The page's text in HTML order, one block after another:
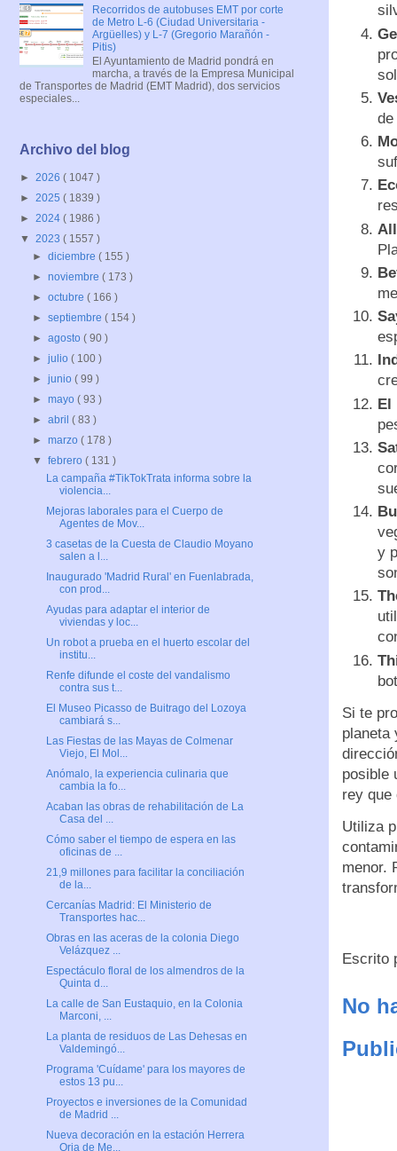
El
y
Si te
planeta
posible
rey que
Utiliza
menor.
Escrito
No
Recorridos de autobuses EMT por corte
de Metro L-6 (Ciudad Universitaria -
Argüelles) y L-7 (Gregorio Marañón -
Pitis)
El Ayuntamiento de Madrid pondrá en
marcha, a través de la Empresa Municipal
de Transportes de Madrid (EMT Madrid), dos servicios
especiales...
Archivo del blog
► 2026 ( 1047 )
► 2025 ( 1839 )
► 2024 ( 1986 )
▼ 2023 ( 1557 )
►diciembre( 155 )
►noviembre( 173 )
►octubre( 166 )
►septiembre( 154 )
►agosto( 90 )
►julio( 100 )
►junio( 99 )
►mayo( 93 )
►abril( 83 )
►marzo( 178 )
▼febrero( 131 )
La campaña #TikTokTrata informa sobre la
violencia...
Mejoras laborales para el Cuerpo de
Agentes de Mov...
3 casetas de la Cuesta de Claudio Moyano
salen a l...
Inaugurado 'Madrid Rural' en Fuenlabrada,
con prod...
Ayudas para adaptar el interior de
viviendas y loc...
Un robot a prueba en el huerto escolar del
institu...
Renfe difunde el coste del vandalismo
contra sus t...
El Museo Picasso de Buitrago del Lozoya
cambiará s...
Las Fiestas de las Mayas de Colmenar
Viejo, El Mol...
Anómalo, la experiencia culinaria que
cambia la fo...
Acaban las obras de rehabilitación de La
Casa del ...
Cómo saber el tiempo de espera en las
oficinas de ...
21,9 millones para facilitar la conciliación
de la...
Cercanías Madrid: El Ministerio de
Transportes hac...
Obras en las aceras de la colonia Diego
Velázquez ...
Espectáculo floral de los almendros de la
Quinta d...
La calle de San Eustaquio, en la Colonia
Marconi, ...
La planta de residuos de Las Dehesas en
Valdemingó...
Programa 'Cuídame' para los mayores de
estos 13 pu...
Proyectos e inversiones de la Comunidad
de Madrid ...
Nueva decoración en la estación Herrera
Oria de Me...